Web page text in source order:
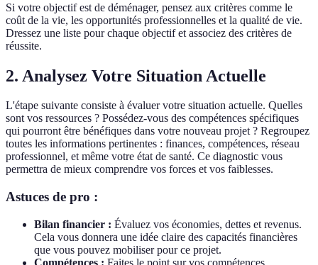
Si votre objectif est de déménager, pensez aux critères comme le
coût de la vie, les opportunités professionnelles et la qualité de vie.
Dressez une liste pour chaque objectif et associez des critères de
réussite.
2. Analysez Votre Situation Actuelle
L'étape suivante consiste à évaluer votre situation actuelle. Quelles
sont vos ressources ? Possédez-vous des compétences spécifiques
qui pourront être bénéfiques dans votre nouveau projet ? Regroupez
toutes les informations pertinentes : finances, compétences, réseau
professionnel, et même votre état de santé. Ce diagnostic vous
permettra de mieux comprendre vos forces et vos faiblesses.
Astuces de pro :
Bilan financier : Évaluez vos économies, dettes et revenus.
Cela vous donnera une idée claire des capacités financières
que vous pouvez mobiliser pour ce projet.
Compétences : Faites le point sur vos compétences